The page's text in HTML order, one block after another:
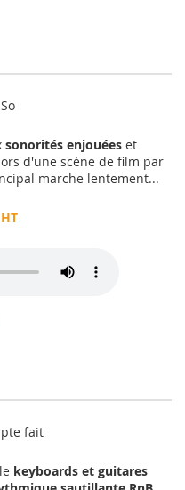
sonorités enjouéeset
d'une scène de film par
marche lentement...
fait
keyboards et guitares